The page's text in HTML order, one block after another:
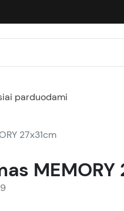
parduodami
27x31cm
MEMORY